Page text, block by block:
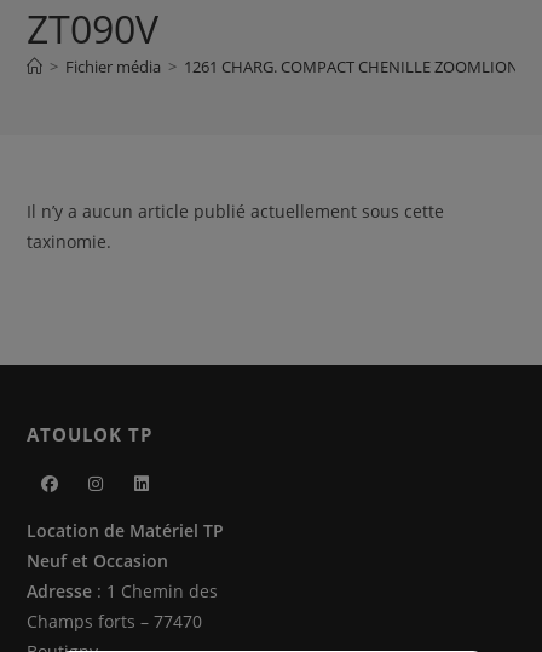
ZT090V
> Fichier média > 1261 CHARG. COMPACT CHENILLE ZOOMLION
Il n’y a aucun article publié actuellement sous cette
taxinomie.
ATOULOK TP
dans
un
nouvel
onglet
dans
un
nouvel
onglet
dans
un
nouvel
onglet
Location de Matériel TP
Neuf et Occasion
Adresse : 1 Chemin des
Champs forts – 77470